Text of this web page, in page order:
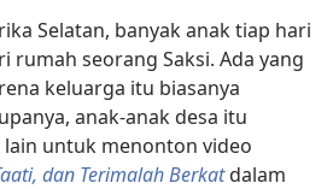
Selatan, banyak anak tiap hari
rumah seorang Saksi. Ada yang
keluarga itu biasanya
anak-anak desa itu
untuk menonton video
dan Terimalah Berkatdalam